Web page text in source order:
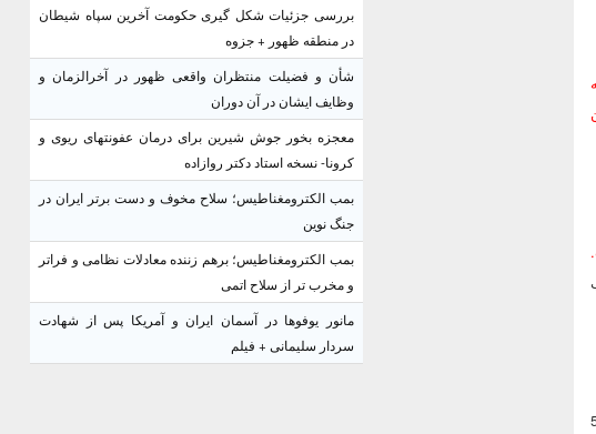
از انقلاب دارد. در سال 59
بررسی جزئیات شکل گیری حکومت آخرین سپاه شیطان
در منطقه ظهور + جزوه
شأن و فضیلت منتظران واقعی ظهور در آخرالزمان و
وظایف ایشان در آن دوران
معجزه بخور جوش شیرین برای درمان عفونتهای ریوی و
کرونا- نسخه استاد دکتر روازاده
بمب الکترومغناطیس؛ سلاح مخوف و دست برتر ایران در
جنگ نوین
بمب الکترومغناطیس؛ برهم زننده معادلات نظامی و فراتر
و مخرب تر از سلاح اتمی
مانور یوفوها در آسمان ایران و آمریکا پس از شهادت
سردار سلیمانی + فیلم